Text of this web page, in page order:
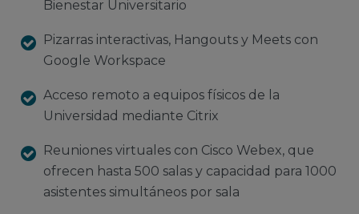
Bienestar Universitario
Pizarras interactivas, Hangouts y Meets con
Google Workspace
Acceso remoto a equipos físicos de la
Universidad mediante Citrix
Reuniones virtuales con Cisco Webex, que
ofrecen hasta 500 salas y capacidad para 1000
asistentes simultáneos por sala